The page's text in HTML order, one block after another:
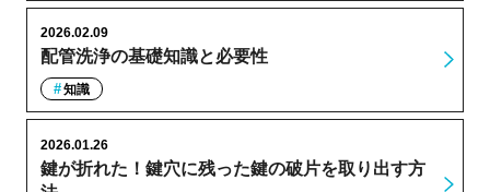
配管洗浄の基礎知識と必要性
2026.02.09
知識
鍵が折れた！鍵穴に残った鍵の破片を取り出す方
2026.01.26